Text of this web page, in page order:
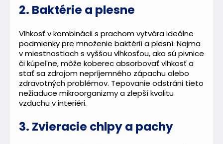
2. Baktérie a plesne
Vlhkosť v kombinácii s prachom vytvára ideálne
podmienky pre množenie baktérií a plesní. Najmä
v miestnostiach s vyššou vlhkosťou, ako sú pivnice
či kúpeľne, môže koberec absorbovať vlhkosť a
stať sa zdrojom nepríjemného zápachu alebo
zdravotných problémov. Tepovanie odstráni tieto
nežiaduce mikroorganizmy a zlepší kvalitu
vzduchu v interiéri.
3. Zvieracie chlpy a pachy